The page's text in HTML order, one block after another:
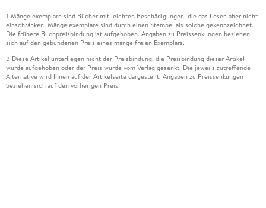
1 Mängelexemplare sind Bücher mit leichten Beschädigungen, die das Lesen aber nicht
einschränken. Mängelexemplare sind durch einen Stempel als solche gekennzeichnet.
Die frühere Buchpreisbindung ist aufgehoben. Angaben zu Preissenkungen beziehen
sich auf den gebundenen Preis eines mangelfreien Exemplars.
2 Diese Artikel unterliegen nicht der Preisbindung, die Preisbindung dieser Artikel
wurde aufgehoben oder der Preis wurde vom Verlag gesenkt. Die jeweils zutreffende
Alternative wird Ihnen auf der Artikelseite dargestellt. Angaben zu Preissenkungen
beziehen sich auf den vorherigen Preis.